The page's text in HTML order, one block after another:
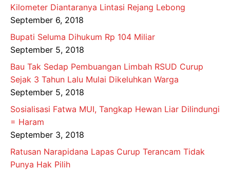
Kilometer Diantaranya Lintasi Rejang Lebong
September 6, 2018
Bupati Seluma Dihukum Rp 104 Miliar
September 5, 2018
Bau Tak Sedap Pembuangan Limbah RSUD Curup
Sejak 3 Tahun Lalu Mulai Dikeluhkan Warga
September 5, 2018
Sosialisasi Fatwa MUI, Tangkap Hewan Liar Dilindungi
= Haram
September 3, 2018
Ratusan Narapidana Lapas Curup Terancam Tidak
Punya Hak Pilih